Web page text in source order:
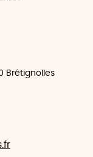
Brétignolles